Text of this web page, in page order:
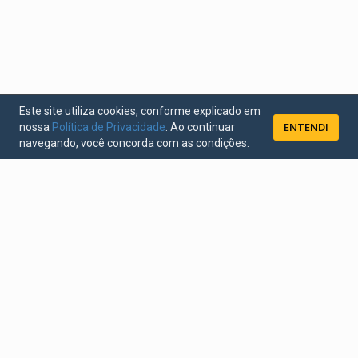
Este site utiliza cookies, conforme explicado em
nossa Política de Privacidade . Ao continuar
navegando, você concorda com as condições.
ENTENDI